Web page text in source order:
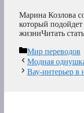
Марина Козлова
который
жизниЧитать
Рубрики
Мир переводов
Модная
Вау-интерьер в